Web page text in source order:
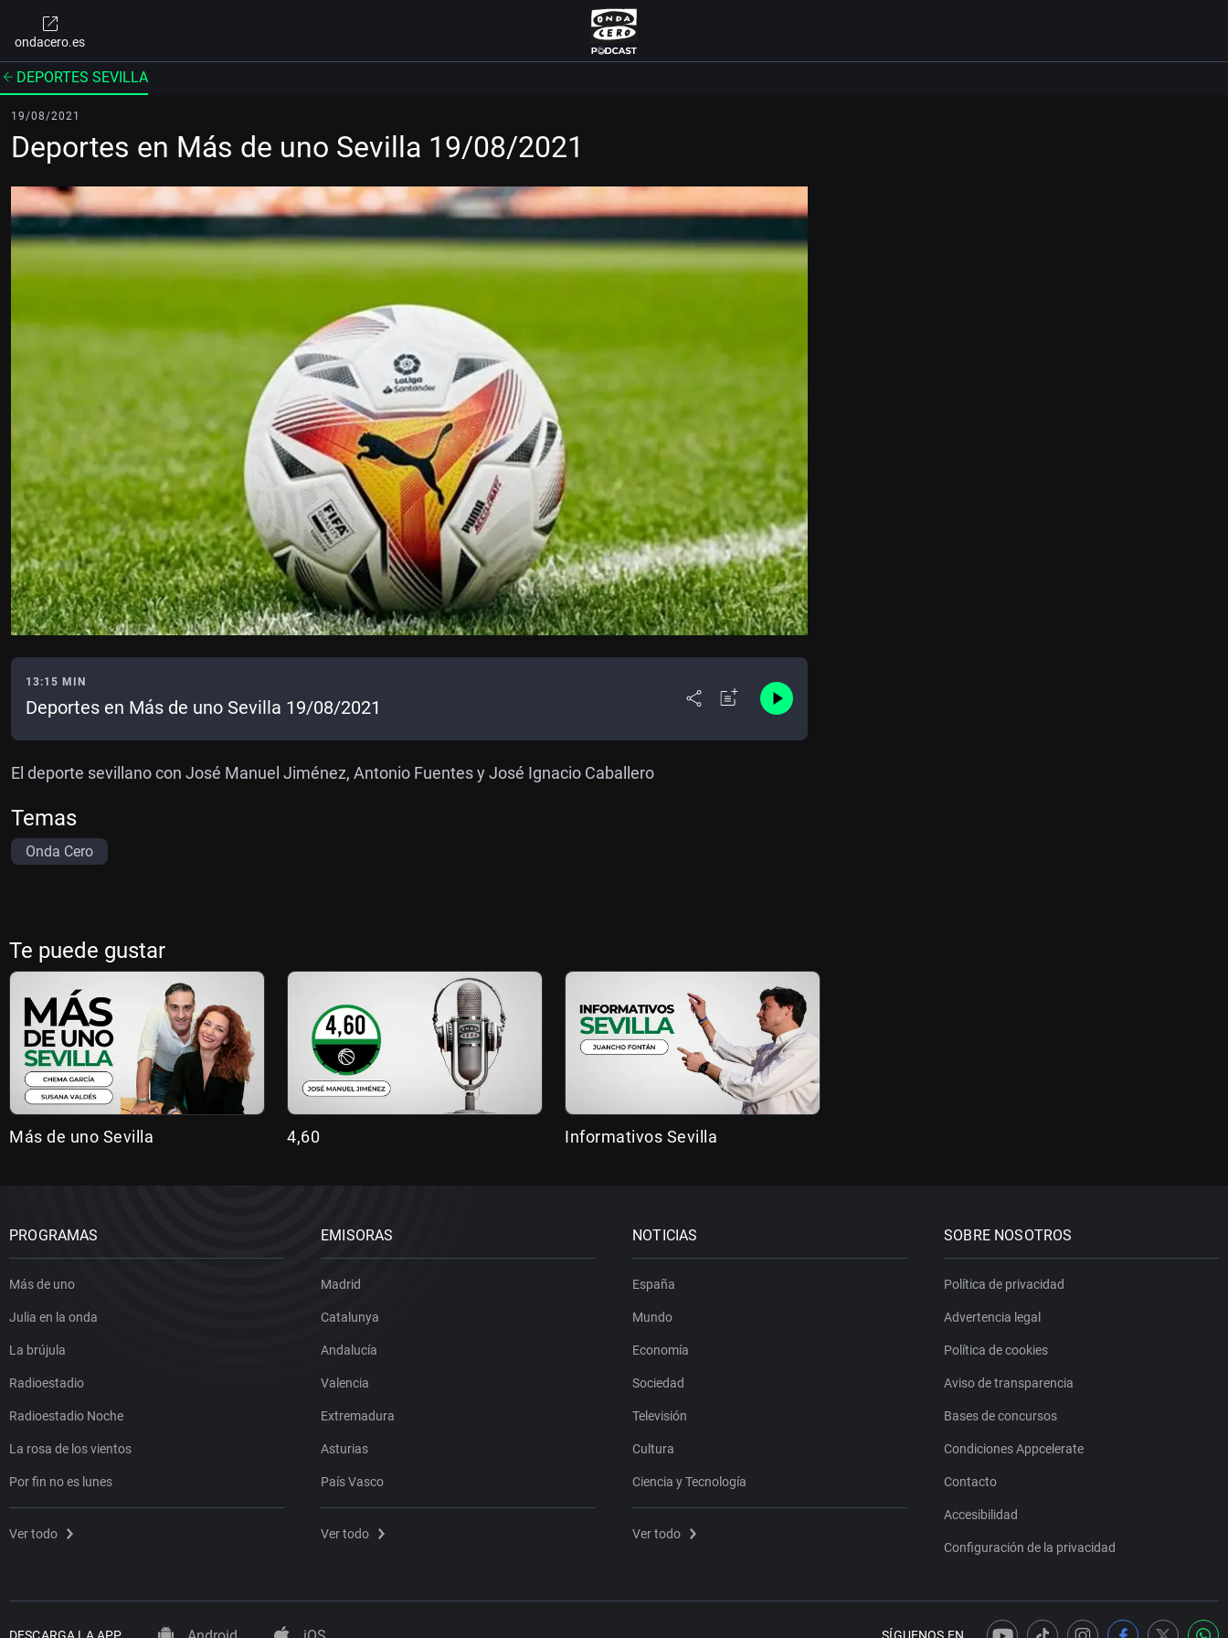
ondacero.es
DEPORTES SEVILLA
19/08/2021
Deportes en Más de uno Sevilla 19/08/2021
13:15 MIN
Deportes en Más de uno Sevilla 19/08/2021
El deporte sevillano con José Manuel Jiménez, Antonio Fuentes y José Ignacio Caballero
Temas
Onda Cero
Te puede gustar
Más de uno Sevilla 4,60 Informativos Sevilla
PROGRAMAS
Más de uno
Julia en la onda
La brújula
Radioestadio
Radioestadio Noche
La rosa de los vientos
Por fin no es lunes
Ver todo
EMISORAS
Madrid
Catalunya
Andalucía
Valencia
Extremadura
Asturias
País Vasco
Ver todo
NOTICIAS
España
Mundo
Economía
Sociedad
Televisión
Cultura
Ciencia y Tecnología
Ver todo
SOBRE NOSOTROS
Política de privacidad
Advertencia legal
Política de cookies
Aviso de transparencia
Bases de concursos
Condiciones Appcelerate
Contacto
Accesibilidad
Configuración de la privacidad